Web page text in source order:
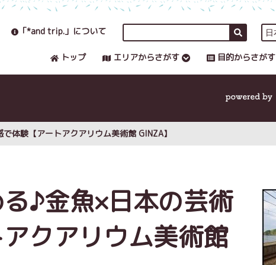
「*and trip.」について
トップ エリアからさがす 目的からさがす
体験【アートアクアリウム美術館 GINZA】
♪金魚×日本の芸術
クアリウム美術館